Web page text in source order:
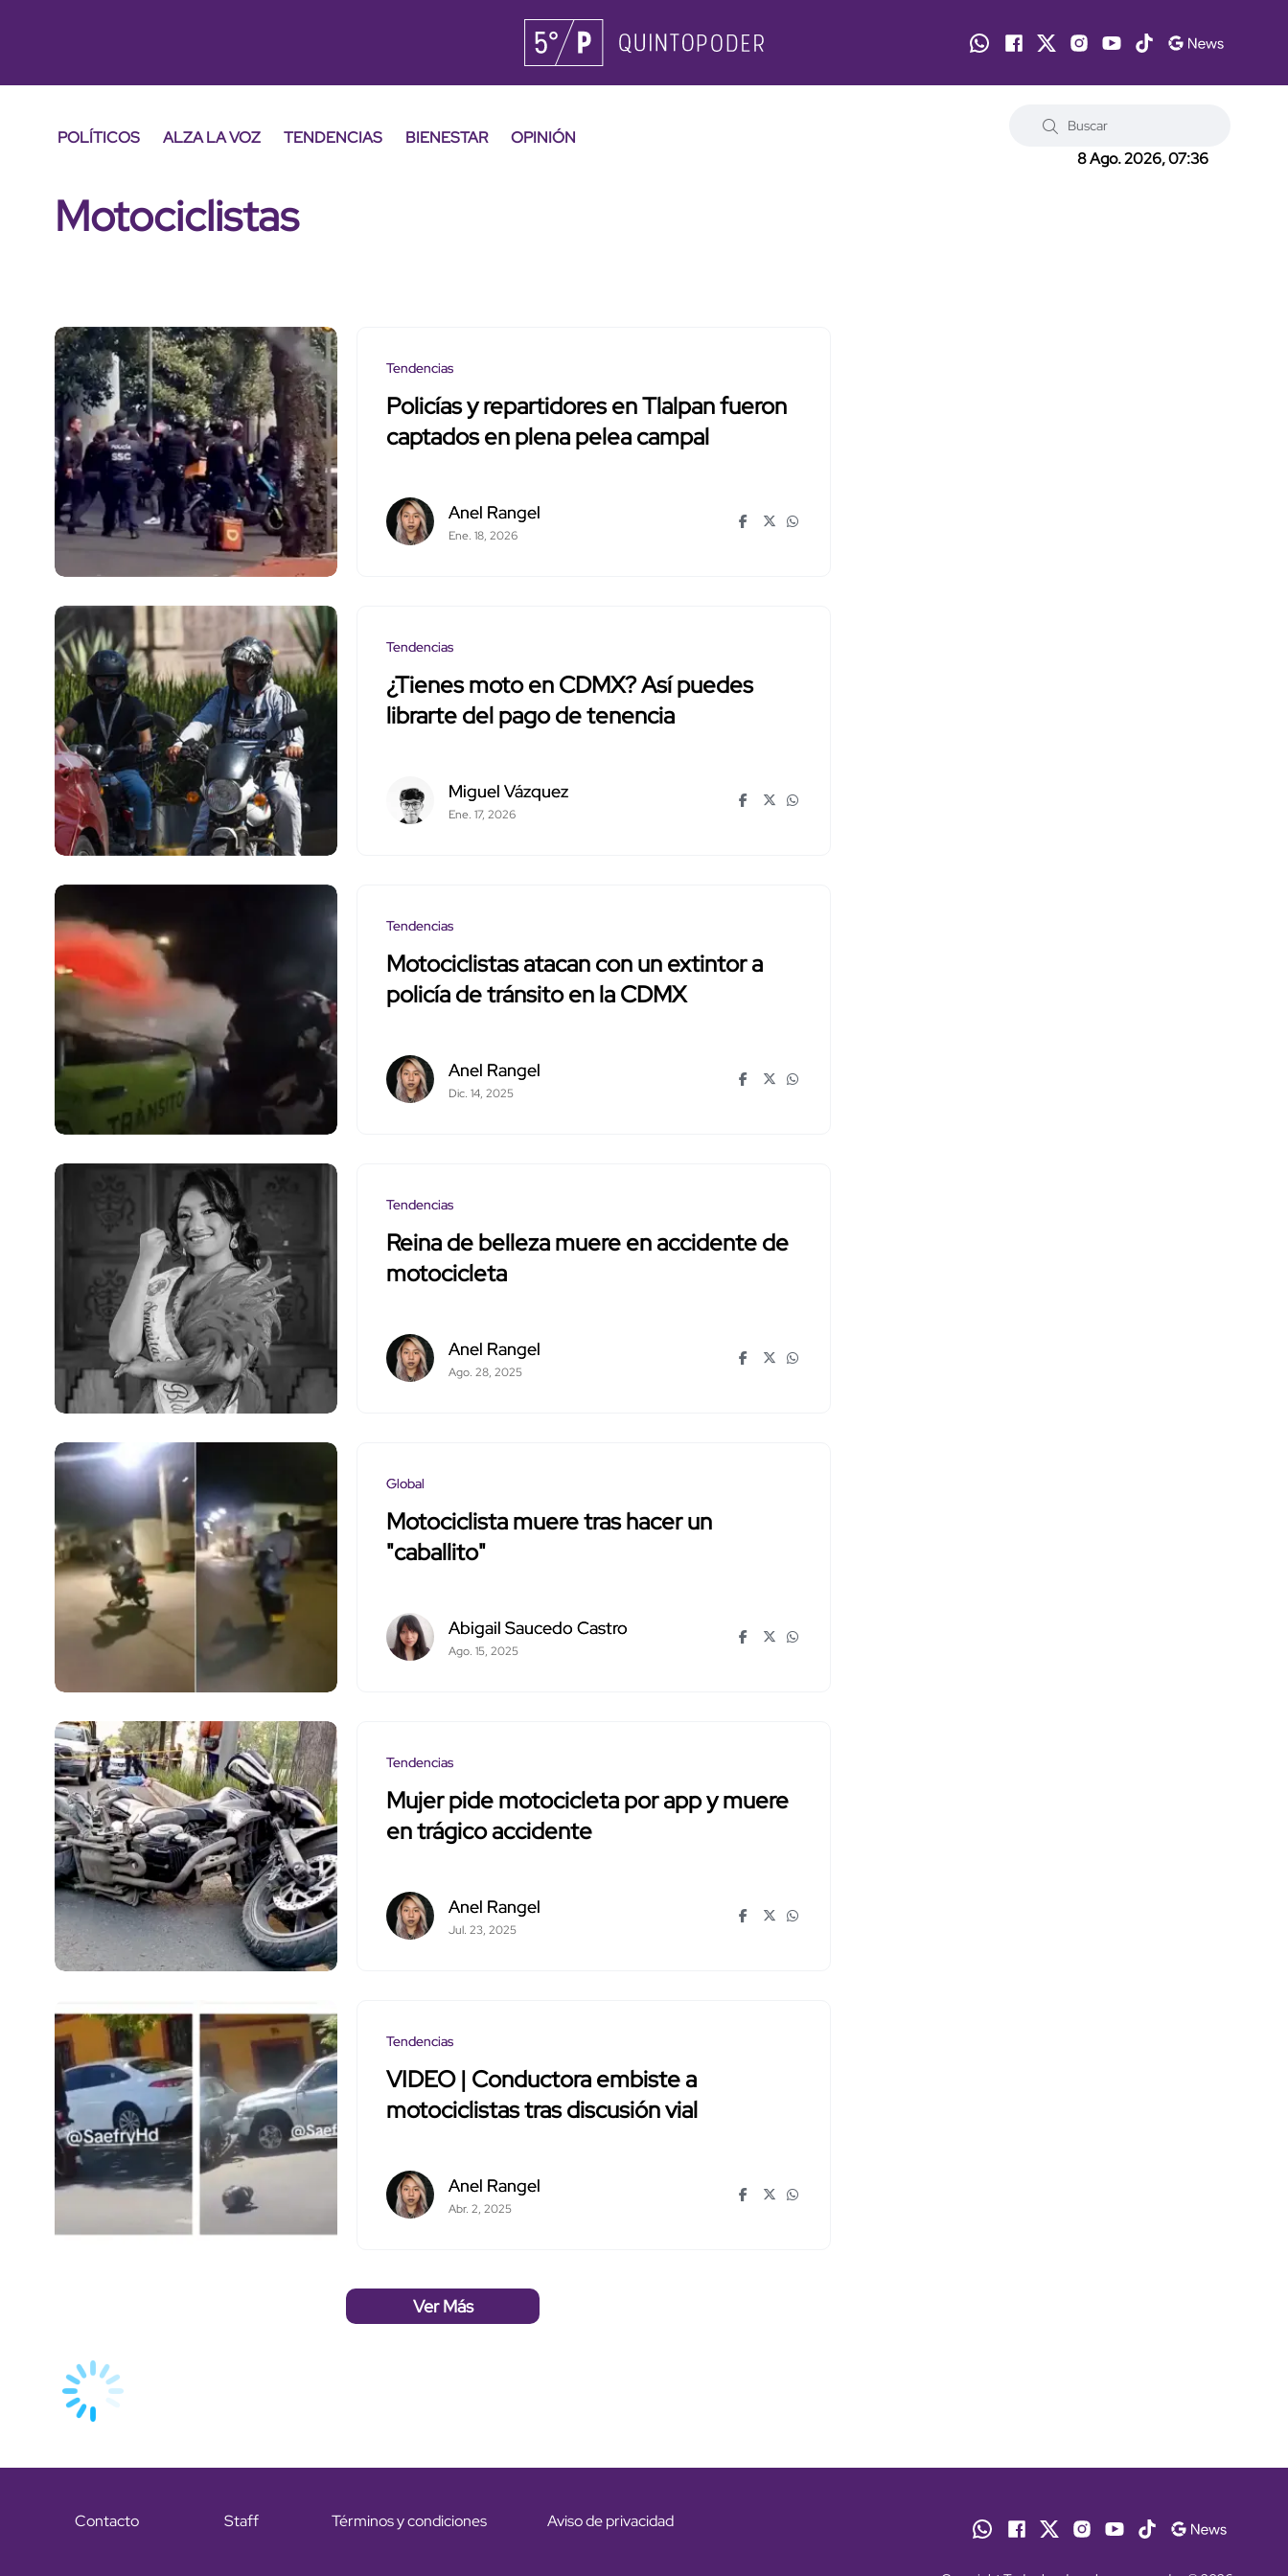
POLÍTICOS ALZA LA VOZ TENDENCIAS BIENESTAR
OPINIÓN
8 Ago. 2026, 07:36
Motociclistas
Tendencias
Policías y repartidores en Tlalpan fueron
captados en plena pelea campal
Anel Rangel
Ene. 18, 2026
Tendencias
¿Tienes moto en CDMX? Así puedes
librarte del pago de tenencia
Miguel Vázquez
Ene. 17, 2026
Tendencias
Motociclistas atacan con un extintor a
policía de tránsito en la CDMX
Anel Rangel
Dic. 14, 2025
Tendencias
Reina de belleza muere en accidente de
motocicleta
Anel Rangel
Ago. 28, 2025
Global
Motociclista muere tras hacer un
"caballito"
Abigail Saucedo Castro
Ago. 15, 2025
Tendencias
Mujer pide motocicleta por app y muere
en trágico accidente
Anel Rangel
Jul. 23, 2025
Tendencias
VIDEO | Conductora embiste a
motociclistas tras discusión vial
Anel Rangel
Abr. 2, 2025
Ver Más
Contacto Staff Términos y condiciones Aviso de privacidad